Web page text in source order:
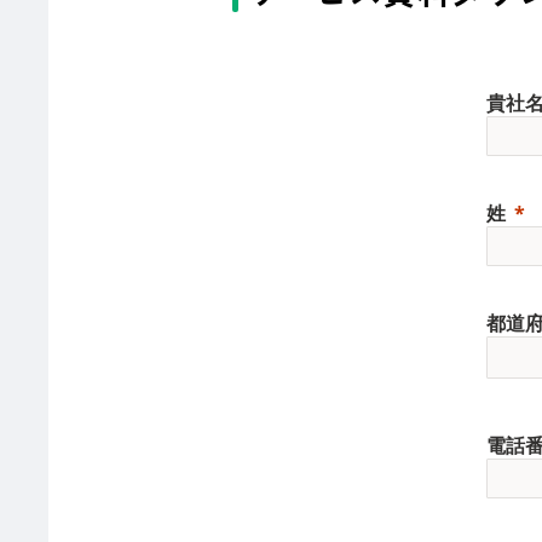
貴社名
姓
都道
電話